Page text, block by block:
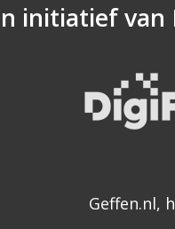
initiatief van
Geffen.nl,